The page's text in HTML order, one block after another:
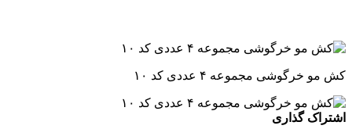
کش مو خرگوشی مجموعه ۴ عددی کد ۱۰
اشتراک گذاری